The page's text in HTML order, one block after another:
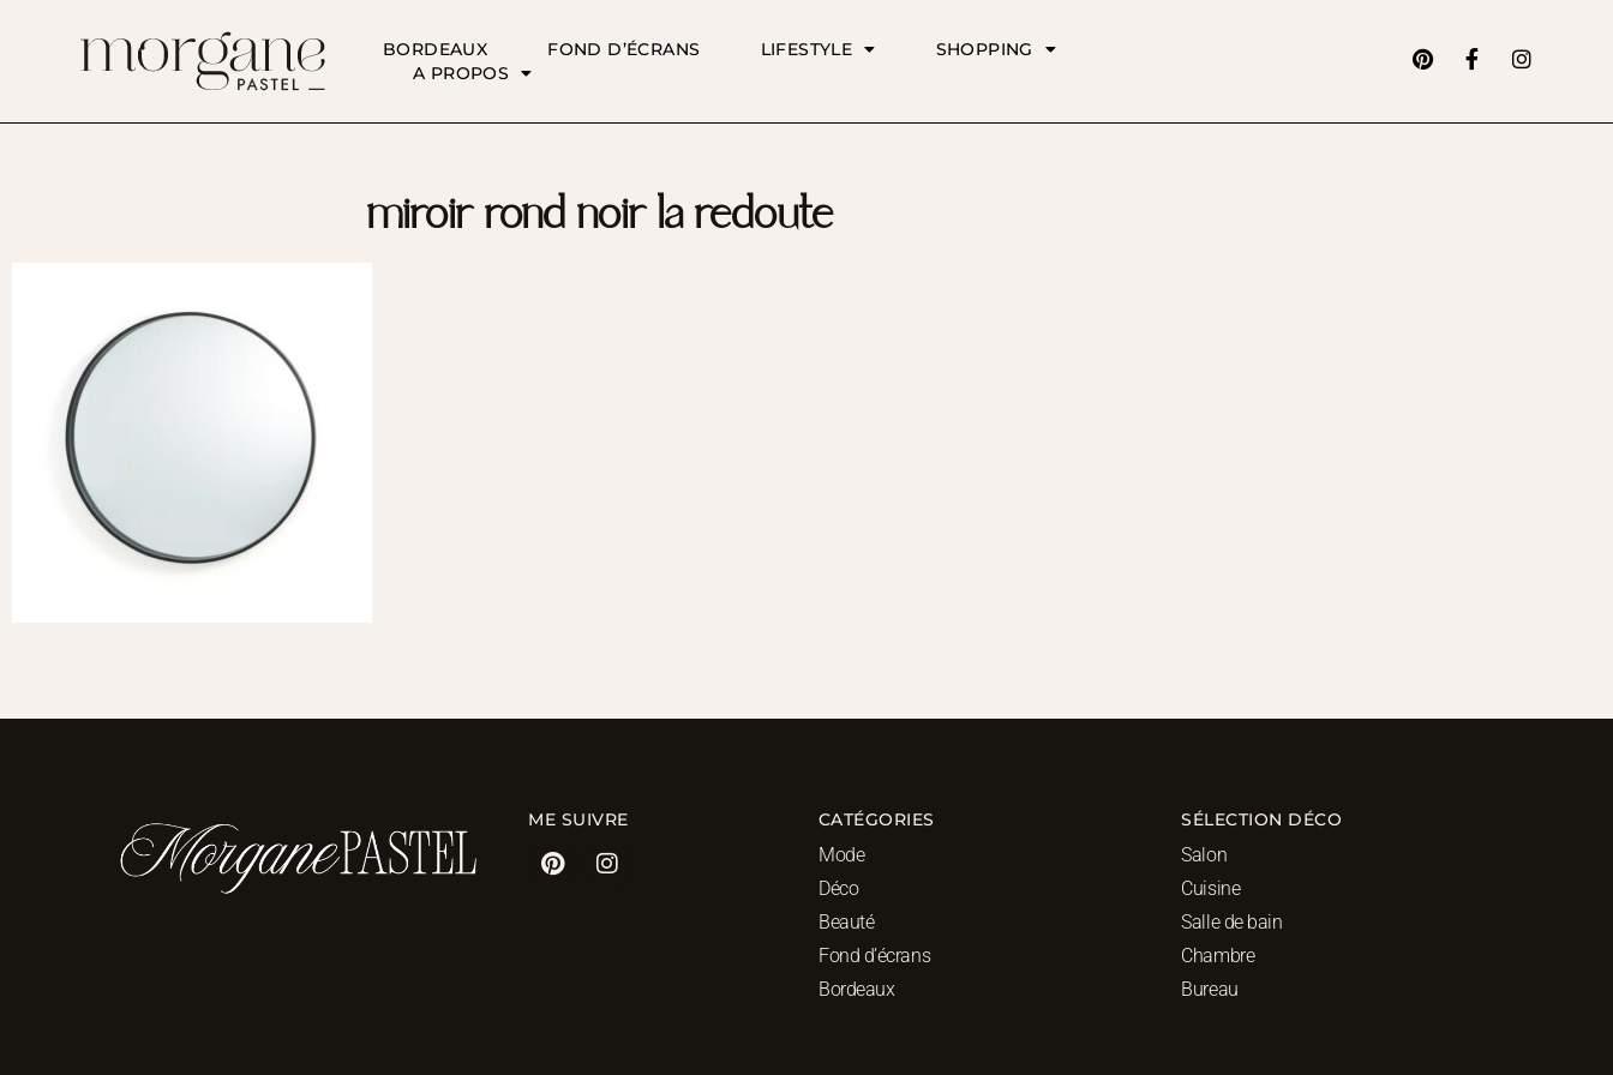
BORDEAUX FOND D’ÉCRANS LIFESTYLE
SHOPPING
A PROPOS
miroir rond noir la redoute
ME SUIVRE CATÉGORIES
Mode
Déco
Beauté
Fond d’écrans
Bordeaux
SÉLECTION DÉCO
Salon
Cuisine
Salle de bain
Chambre
Bureau